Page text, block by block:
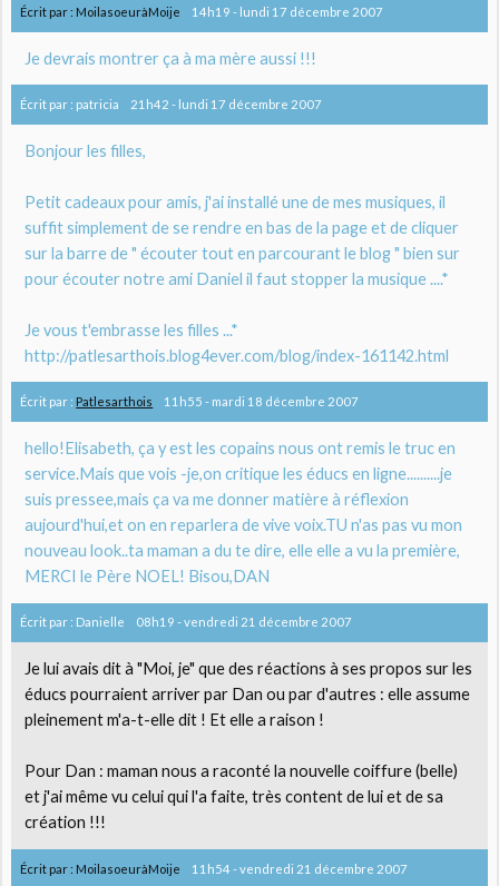
Écrit par : MoilasoeuràMoije 14h19 - lundi 17 décembre 2007
Je devrais montrer ça à ma mère aussi !!!
Écrit par : patricia 21h42 - lundi 17 décembre 2007
Bonjour les filles,
Petit cadeaux pour amis, j'ai installé une de mes musiques, il
suffit simplement de se rendre en bas de la page et de cliquer
sur la barre de " écouter tout en parcourant le blog " bien sur
pour écouter notre ami Daniel il faut stopper la musique ....*
Je vous t'embrasse les filles ...*
http://patlesarthois.blog4ever.com/blog/index-161142.html
Écrit par : Patlesarthois 11h55 - mardi 18 décembre 2007
hello!Elisabeth, ça y est les copains nous ont remis le truc en
service.Mais que vois -je,on critique les éducs en ligne..........je
suis pressee,mais ça va me donner matière à réflexion
aujourd'hui,et on en reparlera de vive voix.TU n'as pas vu mon
nouveau look..ta maman a du te dire, elle elle a vu la première,
MERCI le Père NOEL! Bisou,DAN
Écrit par : Danielle 08h19 -vendredi 21 décembre 2007
Je lui avais dit à "Moi, je" que des réactions à ses propos sur les
éducs pourraient arriver par Dan ou par d'autres : elle assume
pleinement m'a-t-elle dit ! Et elle a raison !
Pour Dan : maman nous a raconté la nouvelle coiffure (belle)
et j'ai même vu celui qui l'a faite, très content de lui et de sa
création !!!
Écrit par : MoilasoeuràMoije 11h54 -vendredi 21 décembre 2007